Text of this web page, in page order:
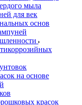
мыла
для век
основ
на основе
красок